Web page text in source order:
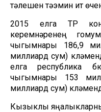
үтәлешен тәэмин итү
2015 елга ТР
керемнәренең
чыгымнары 186,9
миллиард сум)
елга республика
чыгымнары 153
миллиард сум)
Кызыклы яңалыкларны